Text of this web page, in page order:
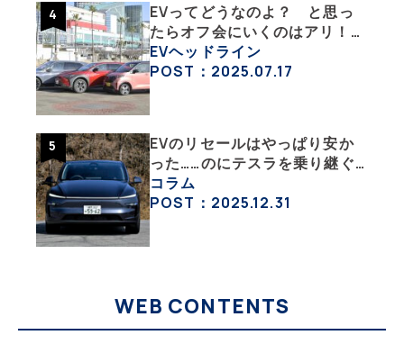
EVってどうなのよ？ と思っ
たらオフ会にいくのはアリ！
エンジン車とはまた違うハード
ル低めなEVオフ会の中身
EVヘッドライン
POST：2025.07.17
EVのリセールはやっぱり安か
った……のにテスラを乗り継ぐ
ってどういうこと？ 【テスラ
沼にはまった大学教授のEV生
コラム
POST：2025.12.31
WEB CONTENTS